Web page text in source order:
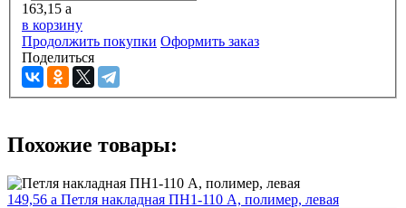
163,15 a
в корзину
Продолжить покупки Оформить заказ
Поделиться
Похожие товары:
149,56 a Петля накладная ПН1-110 А, полимер, левая